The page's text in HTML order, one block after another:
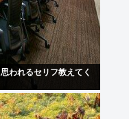
われるセリフ教えてく